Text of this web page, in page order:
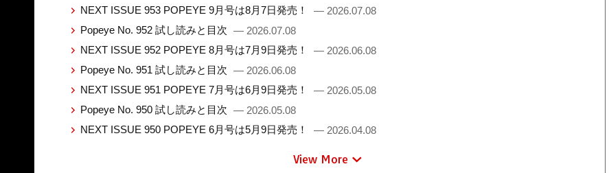
NEXT ISSUE 953 POPEYE 9月号は8月7日発売！
— 2026.07.08
Popeye No. 952 試し読みと目次 — 2026.07.08
NEXT ISSUE 952 POPEYE 8月号は7月9日発売！
— 2026.06.08
Popeye No. 951 試し読みと目次 — 2026.06.08
NEXT ISSUE 951 POPEYE 7月号は6月9日発売！
— 2026.05.08
Popeye No. 950 試し読みと目次 — 2026.05.08
NEXT ISSUE 950 POPEYE 6月号は5月9日発売！
— 2026.04.08
View More